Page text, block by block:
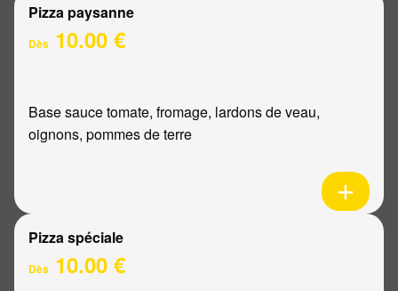
Pizza paysanne
Dès 10.00 €
Base sauce tomate, fromage, lardons de veau,
oignons, pommes de terre
Pizza spéciale
Dès 10.00 €